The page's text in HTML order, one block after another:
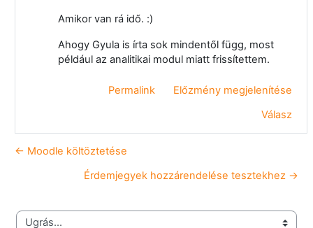
Amikor van rá idő. :)
Ahogy Gyula is írta sok mindentől függ, most
például az analitikai modul miatt frissítettem.
Permalink
Előzmény megjelenítése
Válasz
← Moodle költöztetése
Érdemjegyek hozzárendelése tesztekhez →